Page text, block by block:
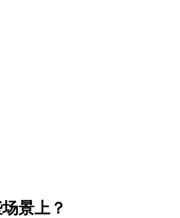
景上？